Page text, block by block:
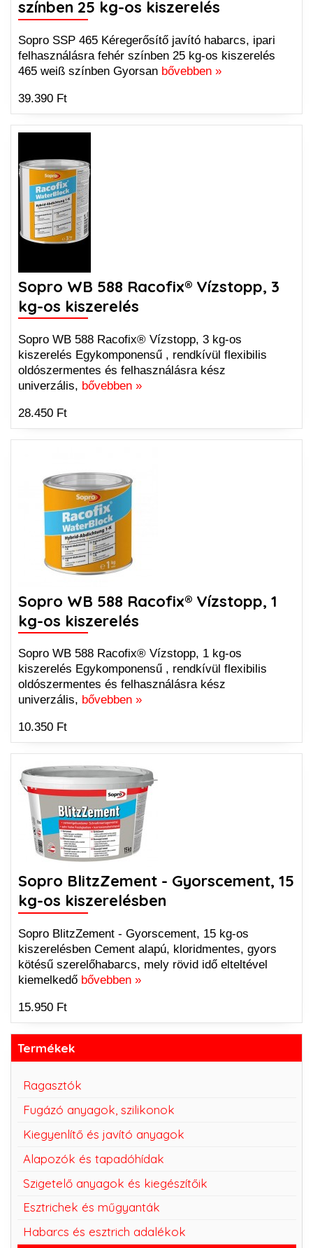
színben 25 kg-os kiszerelés
Sopro SSP 465 Kéregerősítő javító habarcs, ipari
felhasználásra fehér színben 25 kg-os kiszerelés
465 weiß színben Gyorsan bővebben »
39.390 Ft
Sopro WB 588 Racofix® Vízstopp, 3
kg-os kiszerelés
Sopro WB 588 Racofix® Vízstopp, 3 kg-os
kiszerelés Egykomponensű , rendkívül flexibilis
oldószermentes és felhasználásra kész
univerzális, bővebben »
28.450 Ft
Sopro WB 588 Racofix® Vízstopp, 1
kg-os kiszerelés
Sopro WB 588 Racofix® Vízstopp, 1 kg-os
kiszerelés Egykomponensű , rendkívül flexibilis
oldószermentes és felhasználásra kész
univerzális, bővebben »
10.350 Ft
Sopro BlitzZement - Gyorscement, 15
kg-os kiszerelésben
Sopro BlitzZement - Gyorscement, 15 kg-os
kiszerelésben Cement alapú, kloridmentes, gyors
kötésű szerelőhabarcs, mely rövid idő elteltével
kiemelkedő bővebben »
15.950 Ft
Termékek
Ragasztók
Fugázó anyagok, szilikonok
Kiegyenlítő és javító anyagok
Alapozók és tapadóhídak
Szigetelő anyagok és kiegészítőik
Esztrichek és műgyanták
Habarcs és esztrich adalékok